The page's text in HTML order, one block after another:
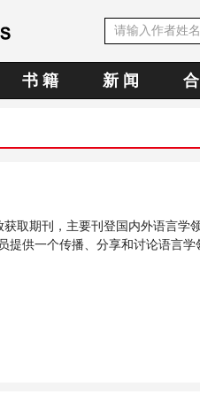
书 籍 新 闻
获取期刊，主要刊登国内外语言学
提供一个传播、分享和讨论语言